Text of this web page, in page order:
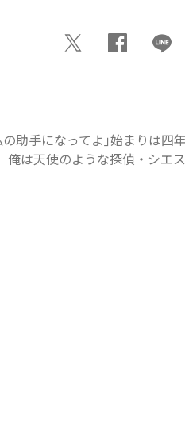
手になってよ｣――始まりは四年
は天使のような探偵・シエ